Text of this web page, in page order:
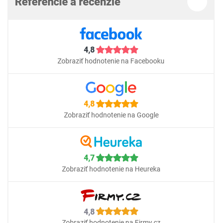
4,8
Zobraziť hodnotenie na Facebooku
4,8
Zobraziť hodnotenie na Google
4,7
Zobraziť hodnotenie na Heureka
4,8